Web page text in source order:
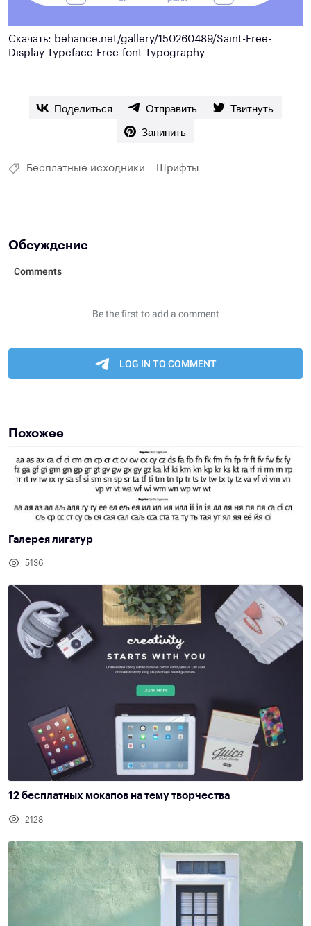
Скачать: behance.net/gallery/150260489/Saint-Free-
Display-Typeface-Free-font-Typography
Поделиться Отправить
Твитнуть
Запинить
Бесплатные исходники Шрифты
Обсуждение
Похожее
Галерея лигатур
5136
12 бесплатных мокапов на тему творчества
2128